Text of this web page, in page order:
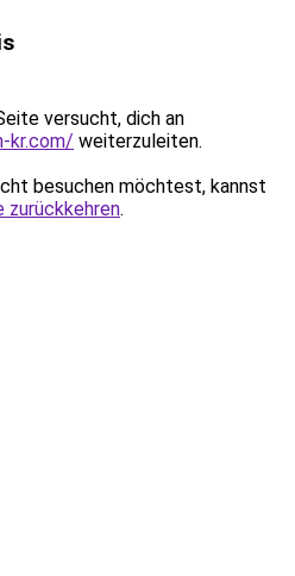
versucht, dich an
kr.com/ weiterzuleiten.
besuchen möchtest, kannst
zurückkehren.